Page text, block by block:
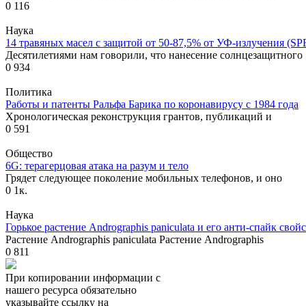
0 116
Наука
14 травяных масел с защитой от 50-87,5% от УФ-излучения
Десятилетиями нам говорили, что нанесение солнцезащитного
0 934
Политика
Работы и патенты Ральфа Барика по коронавирусу с 1984 года
Хронологическая реконструкция грантов, публикаций и
0 591
Общество
6G: терагерцовая атака на разум и тело
Грядет следующее поколение мобильных телефонов, и оно
0 1к.
Наука
Горькое растение Andrographis paniculata и его анти-спайк
Растение Andrographis paniculata Растение Andrographis
0 811
При копировании информации с
нашего ресурса обязательно
указывайте ссылку на